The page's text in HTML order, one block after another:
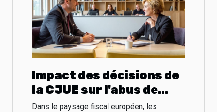
Impact des décisions de
la CJUE sur l'abus de
droit fiscal national
Dans le paysage fiscal européen, les